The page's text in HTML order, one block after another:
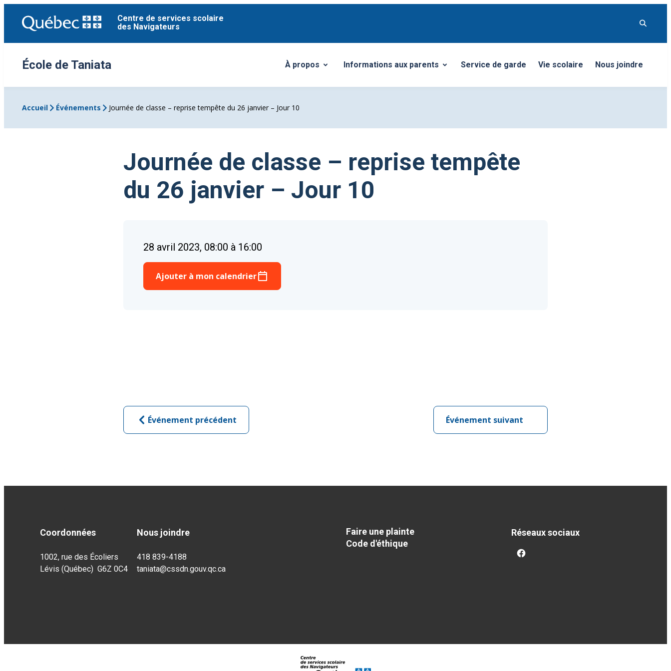
contenu
Centre de services scolaire
des Navigateurs
École de Taniata À propos
Ouvrir/Fermer le sous-menuInformations aux parents
Ouvrir/Fermer le sous-menu Service de garde Vie scolaire Nous joindre
Accueil Événements Journée de classe – reprise tempête du 26 janvier – Jour 10
Journée de classe – reprise tempête
du 26 janvier – Jour 10
28 avril 2023, 08:00 à 16:00
Ajouter à mon calendrier
Événement précédent Événement suivant
Coordonnées
1002, rue des Écoliers
Lévis (Québec) G6Z 0C4
Nous joindre
418 839-4188
taniata@cssdn.gouv.qc.ca
Faire une plainte
Code d'éthique
Réseaux sociaux
facebook